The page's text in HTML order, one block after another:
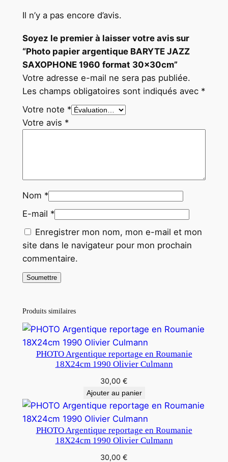
Il n’y a pas encore d’avis.
Soyez le premier à laisser votre avis sur
“Photo papier argentique BARYTE JAZZ
SAXOPHONE 1960 format 30x30cm”
Votre adresse e-mail ne sera pas publiée.
Les champs obligatoires sont indiqués avec *
Votre note *
Votre avis *
Nom *
E-mail *
Enregistrer mon nom, mon e-mail et mon
site dans le navigateur pour mon prochain
commentaire.
Produits similaires
PHOTO Argentique reportage en Roumanie
18X24cm 1990 Olivier Culmann
30,00 €
Ajouter au panier
PHOTO Argentique reportage en Roumanie
18X24cm 1990 Olivier Culmann
30,00 €